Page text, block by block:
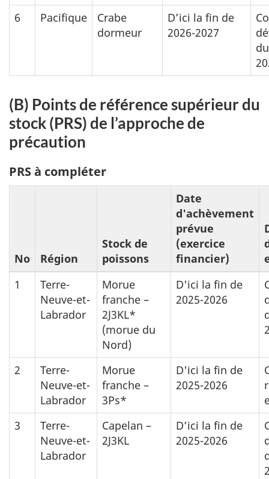
6
Pacifique
Crabe
dormeur
D’ici la fin de
2026-2027
(B) Points de référence supérieur du
stock (PRS) de l’approche de
précaution
PRS à compléter
No Région
Stock de
poissons
Date
d'achèvement
prévue
(exercice
financier)
1
Terre-
Neuve-et-
Labrador
Morue
franche –
2J3KL*
(morue du
Nord)
D'ici la fin de
2025-2026
2
Terre-
Neuve-et-
Labrador
Morue
franche –
3Ps*
D'ici la fin de
2025-2026
3
Terre-
Neuve-et-
Labrador
Capelan –
2J3KL
D’ici la fin de
2025-2026